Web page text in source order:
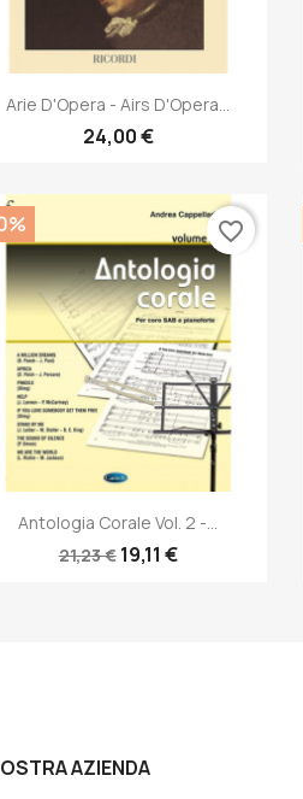
Anteprima
Arie D'Opera - Airs D'Opera...
24,00 €
Anteprima
Antologia Corale Vol. 2 -...
21,23 € 19,11 €
favorite_border
AZIENDA